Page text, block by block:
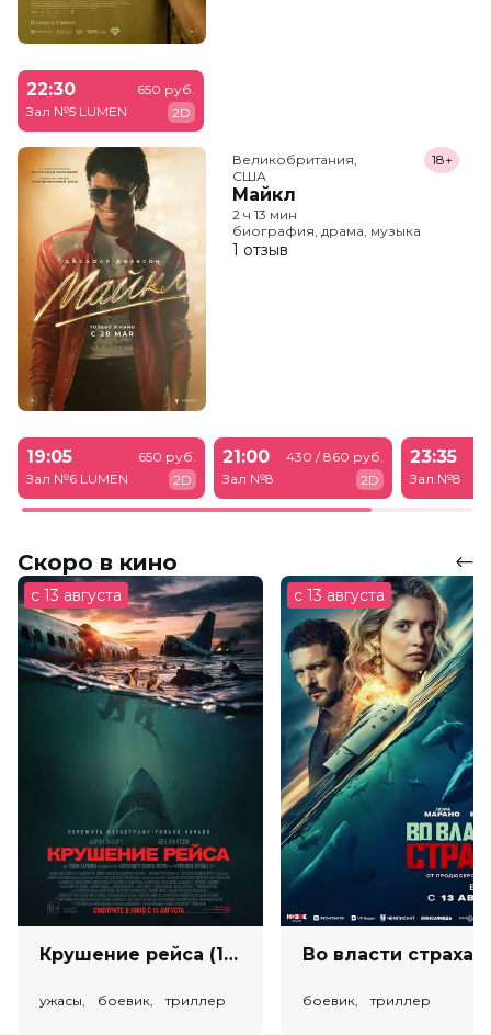
22:30
Зал №5 LUMEN
650 руб.
2D
Великобритания,
США
Майкл
18+
2 ч 13 мин
биография, драма, музыка
1 отзыв
19:05
Зал №6 LUMEN
650 руб.
2D
21:00
Зал №8
430 / 860 руб.
2D
23:35
Зал №8
Скоро в кино
с 13 августа
Крушение рейса (18+)
ужасы, боевик, триллер
с 13 августа
боевик, триллер